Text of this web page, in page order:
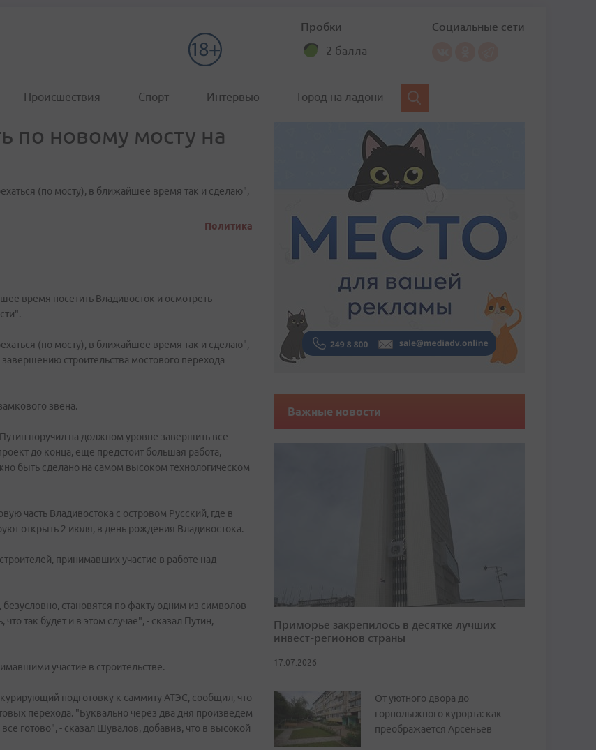
Пробки
2 балла
Социальные сети
Происшествия Спорт Интервью Город на ладони
по новому мосту на
(по мосту), в ближайшее время так и сделаю",
Политика
время посетить Владивосток и осмотреть
(по мосту), в ближайшее время так и сделаю",
строительства мостового перехода
звена.
поручил на должном уровне завершить все
до конца, еще предстоит большая работа,
быть сделано на самом высоком технологическом
часть Владивостока с островом Русский, где в
открыть 2 июля, в день рождения Владивостока.
принимавших участие в работе над
становятся по факту одним из символов
так будет и в этом случае", - сказал Путин,
участие в строительстве.
подготовку к саммиту АТЭС, сообщил, что
перехода. "Буквально через два дня произведем
готово", - сказал Шувалов, добавив, что в высокой
Важные новости
Приморье закрепилось в десятке лучших
инвест-регионов страны
17.07.2026
От уютного двора до
горнолыжного курорта: как
преображается Арсеньев